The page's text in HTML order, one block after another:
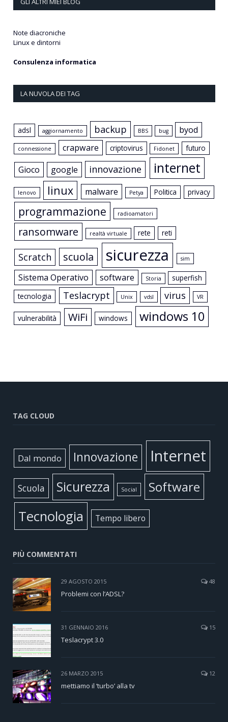
Note diacroniche
Linux e dintorni
Consulenza informatica
LA NUVOLA DEI TAG
adsl aggiornamento backup BBS bug byod
connessione crapware criptovirus Fidonet futuro
Gioco google innovazione internet
lenovo linux malware Petya Politica privacy
programmazione radioamatori
ransomware realtà virtuale rete reti
Scratch scuola sicurezza sim
Sistema Operativo software Storia
superfish
tecnologia
Teslacrypt Unix vdsl virus VR
vulnerabilità WiFi windows windows 10
TAG CLOUD
Dal mondo Innovazione Internet
Scuola Sicurezza Social Software
Tecnologia Tempo libero
PIÙ COMMENTATI
29 AGOSTO 2015 48
Problemi con l’ADSL?
31 GENNAIO 2016 15
Teslacrypt 3.0
26 MARZO 2015 12
mettiamo il ‘turbo’ alla tv